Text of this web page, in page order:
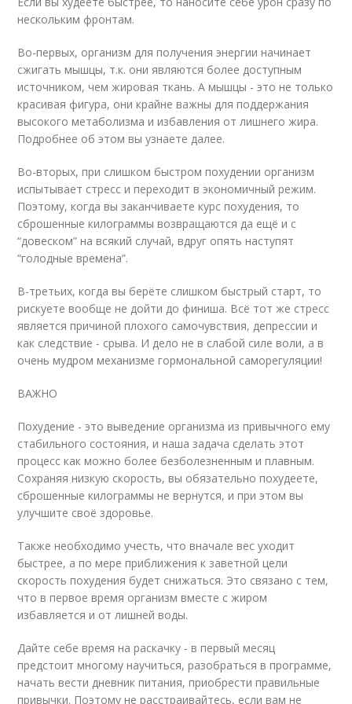
нескольким фронтам.
Во-первых, организм для получения энергии начинает
сжигать мышцы, т.к. они являются более доступным
источником, чем жировая ткань. А мышцы - это не только
красивая фигура, они крайне важны для поддержания
высокого метаболизма и избавления от лишнего жира.
Подробнее об этом вы узнаете далее.
Во-вторых, при слишком быстром похудении организм
испытывает стресс и переходит в экономичный режим.
Поэтому, когда вы заканчиваете курс похудения, то
сброшенные килограммы возвращаются да ещё и с
“довеском” на всякий случай, вдруг опять наступят
“голодные времена”.
В-третьих, когда вы берёте слишком быстрый старт, то
рискуете вообще не дойти до финиша. Всё тот же стресс
является причиной плохого самочувствия, депрессии и
как следствие - срыва. И дело не в слабой силе воли, а в
очень мудром механизме гормональной саморегуляции!
ВАЖНО
Похудение - это выведение организма из привычного ему
стабильного состояния, и наша задача сделать этот
процесс как можно более безболезненным и плавным.
Сохраняя низкую скорость, вы обязательно похудеете,
сброшенные килограммы не вернутся, и при этом вы
улучшите своё здоровье.
Также необходимо учесть, что вначале вес уходит
быстрее, а по мере приближения к заветной цели
скорость похудения будет снижаться. Это связано с тем,
что в первое время организм вместе с жиром
избавляется и от лишней воды.
Дайте себе время на раскачку - в первый месяц
предстоит многому научиться, разобраться в программе,
начать вести дневник питания, приобрести правильные
привычки. Поэтому не расстраивайтесь, если вам не